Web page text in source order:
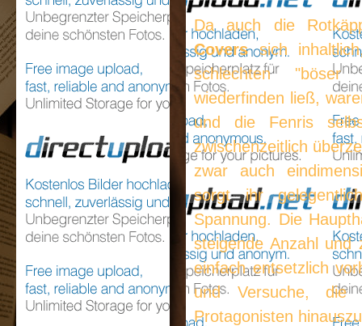
Da auch die
Coverssich
schlechten "böser
wiederfinden ließ,
und die Fenris
zwischenzeitlich
zwar auch
sorgt ihr
Spannung. Die
steigende Anzahl und
einfach entsetzlich
und Versuche, die
Protagonisten